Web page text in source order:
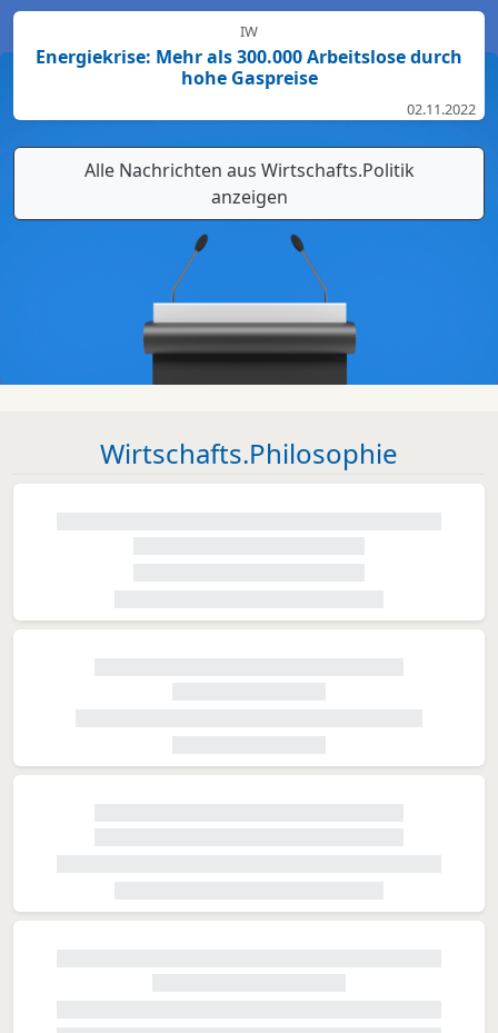
IW
Energiekrise: Mehr als 300.000 Arbeitslose durch
hohe Gaspreise
02.11.2022
Alle Nachrichten aus Wirtschafts.Politik
anzeigen
Wirtschafts.Philosophie